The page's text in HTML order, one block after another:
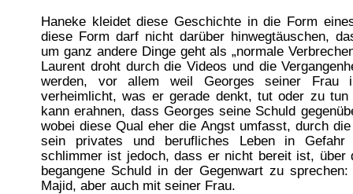
Haneke kleidet diese Geschichte in die Form
diese Form darf nicht darüber hinwegtäuschen,
um ganz andere Dinge geht als „normale
Laurent droht durch die Videos und die
werden, vor allem weil Georges seiner Frau
verheimlicht, was er gerade denkt, tut oder zu tun
kann erahnen, dass Georges seine Schuld
wobei diese Qual eher die Angst umfasst, durch
sein privates und berufliches Leben in Gefahr
schlimmer ist jedoch, dass er nicht bereit ist, über
begangene Schuld in der Gegenwart zu
Majid, aber auch mit seiner Frau.